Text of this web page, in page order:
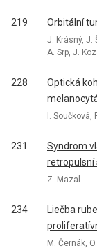
219 Orbitální
J. Krásný, J.
A. Srp, J.
228
Optická
I. Součková,
231
Syndrom
retropulsní
Z. Mazal
234
Liečba
M. Černák,